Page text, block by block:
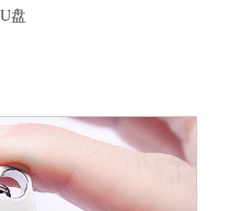
盘